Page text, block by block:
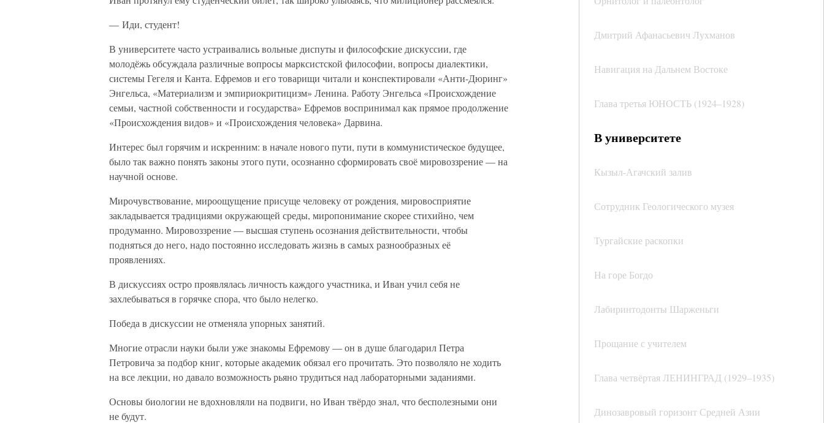
Дмитрий Афанасьевич Лухманов
Навигация на Дальнем Востоке
Глава третья ЮНОСТЬ (1924–1928)
В университете
Кызыл-Агачский залив
Сотрудник Геологического музея
Тургайские раскопки
На горе Богдо
Лабиринтодонты Шарженьги
Прощание с учителем
Глава четвёртая ЛЕНИНГРАД (1929–1935)
Динозавровый горизонт Средней Азии
— Иди, студент!
В университете часто устраивались вольные диспуты и философские дискуссии, где
молодёжь обсуждала различные вопросы марксистской философии, вопросы диалектики,
системы Гегеля и Канта. Ефремов и его товарищи читали и конспектировали «Анти-Дюринг»
Энгельса, «Материализм и эмпириокритицизм» Ленина. Работу Энгельса «Происхождение
семьи, частной собственности и государства» Ефремов воспринимал как прямое продолжение
«Происхождения видов» и «Происхождения человека» Дарвина.
Интерес был горячим и искренним: в начале нового пути, пути в коммунистическое будущее,
было так важно понять законы этого пути, осознанно сформировать своё мировоззрение — на
научной основе.
Мирочувствование, мироощущение присуще человеку от рождения, мировосприятие
закладывается традициями окружающей среды, миропонимание скорее стихийно, чем
продуманно. Мировоззрение — высшая ступень осознания действительности, чтобы
подняться до него, надо постоянно исследовать жизнь в самых разнообразных её
проявлениях.
В дискуссиях остро проявлялась личность каждого участника, и Иван учил себя не
захлебываться в горячке спора, что было нелегко.
Победа в дискуссии не отменяла упорных занятий.
Многие отрасли науки были уже знакомы Ефремову — он в душе благодарил Петра
Петровича за подбор книг, которые академик обязал его прочитать. Это позволяло не ходить
на все лекции, но давало возможность рьяно трудиться над лабораторными заданиями.
Основы биологии не вдохновляли на подвиги, но Иван твёрдо знал, что бесполезными они
не будут.